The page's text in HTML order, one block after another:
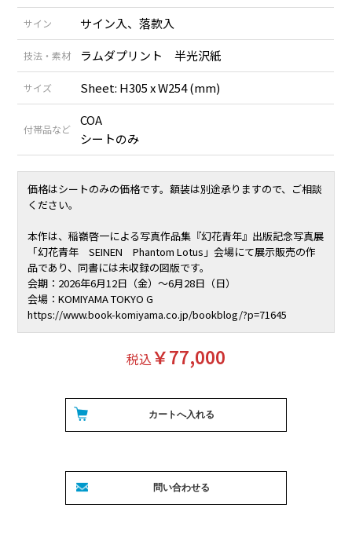
サイン サイン入、落款入
技法・素材 ラムダプリント 半光沢紙
サイズ Sheet: H305 x W254 (mm)
付帯品など
COA
シートのみ
価格はシートのみの価格です。額装は別途承りますので、ご相談
ください。
本作は、稲嶺啓一による写真作品集『幻花青年』出版記念写真展
「幻花青年 SEINEN Phantom Lotus」会場にて展示販売の作
品であり、同書には未収録の図版です。
会期：2026年6月12日（金）〜6月28日（日）
会場：KOMIYAMA TOKYO G
https://www.book-komiyama.co.jp/bookblog/?p=71645
税込￥77,000